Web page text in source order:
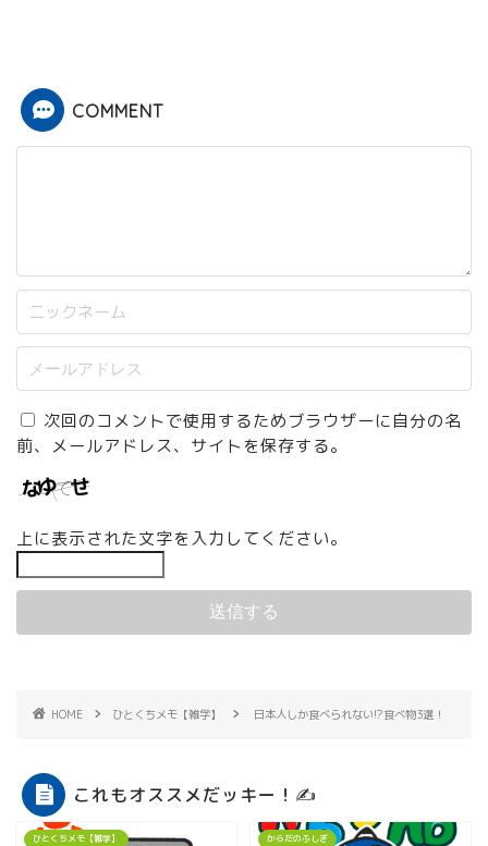
COMMENT
次回のコメントで使用するためブラウザーに自分の名
前、メールアドレス、サイトを保存する。
上に表示された文字を入力してください。
HOME ひとくちメモ【雑学】 日本人しか食べられない!?食べ物3選！
これもオススメだッキー！✍
ひとくちメモ【雑学】 からだのふしぎ